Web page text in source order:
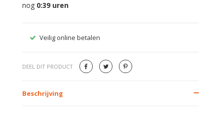
nog 0:39 uren
Veilig online betalen
DEEL DIT PRODUCT
Beschrijving